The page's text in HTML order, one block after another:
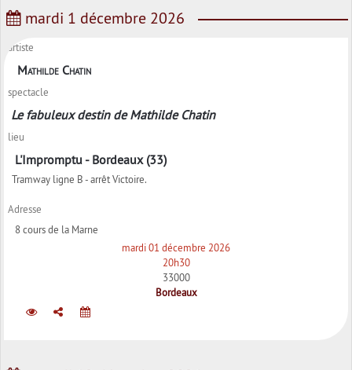
mardi 1 décembre 2026
artiste
Mathilde Chatin
spectacle
Le fabuleux destin de Mathilde Chatin
lieu
L'Impromptu - Bordeaux (33)
Tramway ligne B - arrêt Victoire.
Adresse
8 cours de la Marne
mardi 01 décembre 2026
20h30
33000
Bordeaux